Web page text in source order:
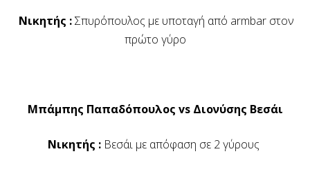
Νικητής :Σπυρόπουλος με υποταγή από armbar στον
πρώτο γύρο
Μπάμπης Παπαδόπουλος vs Διονύσης Βεσάι
Νικητής : Βεσάι με απόφαση σε 2 γύρους